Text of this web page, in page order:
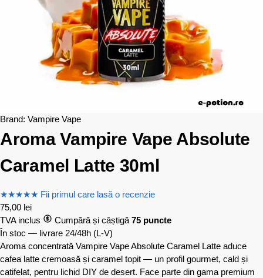
Brand: Vampire Vape
Aroma Vampire Vape Absolute
Caramel Latte 30ml
★★★★★ Fii primul care lasă o recenzie
75,00 lei
TVA inclus
Cumpără și câștigă 75 puncte
În stoc — livrare 24/48h (L-V)
Aroma concentrată Vampire Vape Absolute Caramel Latte aduce
cafea latte cremoasă și caramel topit — un profil gourmet, cald și
catifelat, pentru lichid DIY de desert. Face parte din gama premium